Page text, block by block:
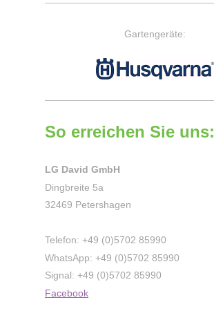
Gartengeräte:
So erreichen Sie uns:
LG David GmbH
Dingbreite 5a
32469 Petershagen
Telefon: +49 (0)5702 85990
WhatsApp: +49 (0)5702 85990
Signal: +49 (0)5702 85990
Facebook